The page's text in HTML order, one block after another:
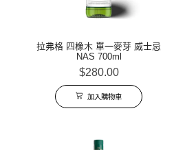
拉弗格 四橡木 單一麥芽 威士忌
NAS 700ml
$280.00
加入購物車